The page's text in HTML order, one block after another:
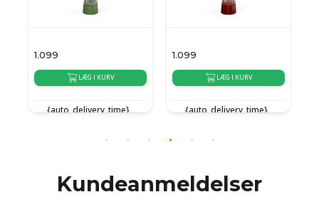
1.099
LÆG I KURV
{auto_delivery_time}
1.099
LÆG I KURV
{auto_delivery_time}
Kundeanmeldelser